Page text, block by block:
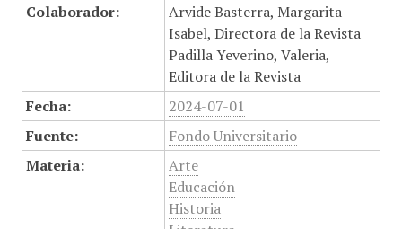
Colaborador:
Arvide Basterra, Margarita
Isabel, Directora de la Revista
Padilla Yeverino, Valeria,
Editora de la Revista
Fecha:
2024-07-01
Fuente:
Fondo Universitario
Materia:
Arte
Educación
Historia